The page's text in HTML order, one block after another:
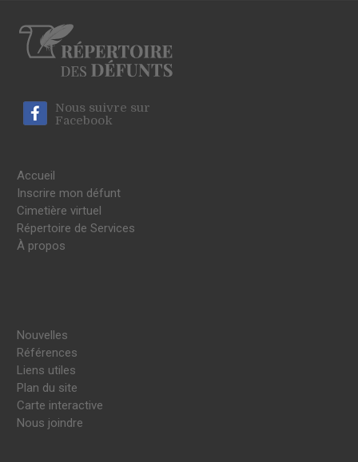
Nous suivre sur
Facebook
Accueil
Inscrire mon défunt
Cimetière virtuel
Répertoire de Services
À propos
Nouvelles
Références
Liens utiles
Plan du site
Carte interactive
Nous joindre